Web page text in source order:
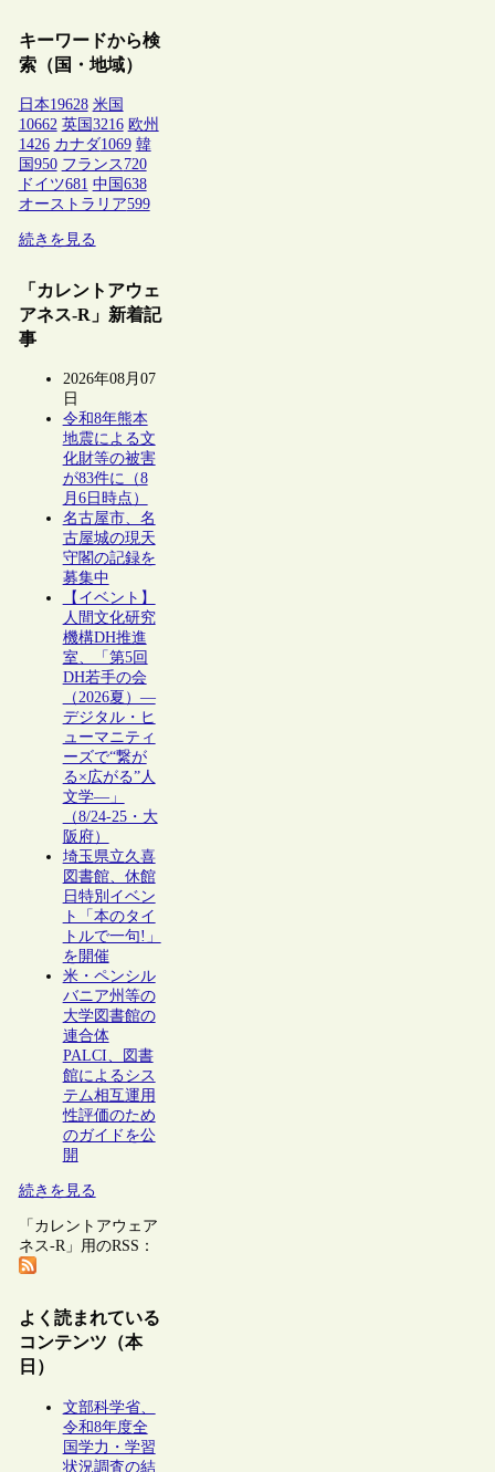
キーワードから検
索（国・地域）
日本19628 米国
10662 英国 3216 欧州
1426 カナダ1069 韓
国 950 フランス 720
ドイツ681 中国 638
オーストラリア599
続きを見る
「カレントアウェ
アネス-R」新着記
事
2026年08月07
日
令和8年熊本
地震による文
化財等の被害
が83件に（8
月6日時点）
名古屋市、名
古屋城の現天
守閣の記録を
募集中
【イベント】
人間文化研究
機構DH推進
室、「第5回
DH若手の会
（2026夏）―
デジタル・ヒ
ューマニティ
ーズで“繋が
る×広がる”人
文学―」
（8/24-25・大
阪府）
埼玉県立久喜
図書館、休館
日特別イベン
ト「本のタイ
トルで一句!」
を開催
米・ペンシル
バニア州等の
大学図書館の
連合体
PALCI、図書
館によるシス
テム相互運用
性評価のため
のガイドを公
開
続きを見る
「カレントアウェア
ネス-R」用のRSS：
よく読まれている
コンテンツ（本
日）
文部科学省、
令和8年度全
国学力・学習
状況調査の結